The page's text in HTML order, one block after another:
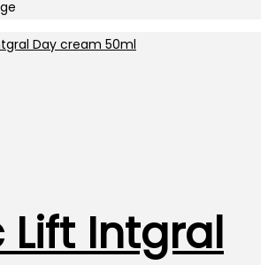
Lift Intgral